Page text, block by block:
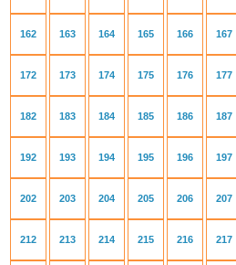
162 163 164 165 166 167
172 173 174 175 176 177
182 183 184 185 186 187
192 193 194 195 196 197
202 203 204 205 206 207
212 213 214 215 216 217